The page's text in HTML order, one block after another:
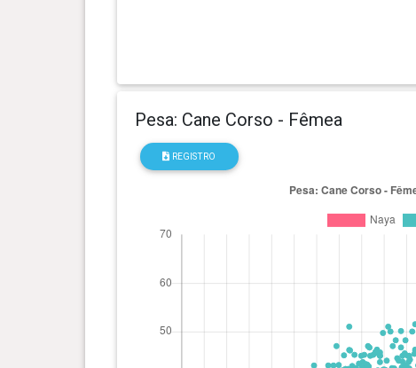
0 ano(s), 7 mês(es) e 1 dia(s) 27.5 kg
0 ano(s), 6 mês(es) e 15 dia(s) 27.1 kg
0 ano(s), 6 mês(es) e 8 dia(s)
0 ano(s), 5 mês(es) e 24 dia(s) 24 kg
Pesa: Cane Corso - Fêmea
REGISTRO